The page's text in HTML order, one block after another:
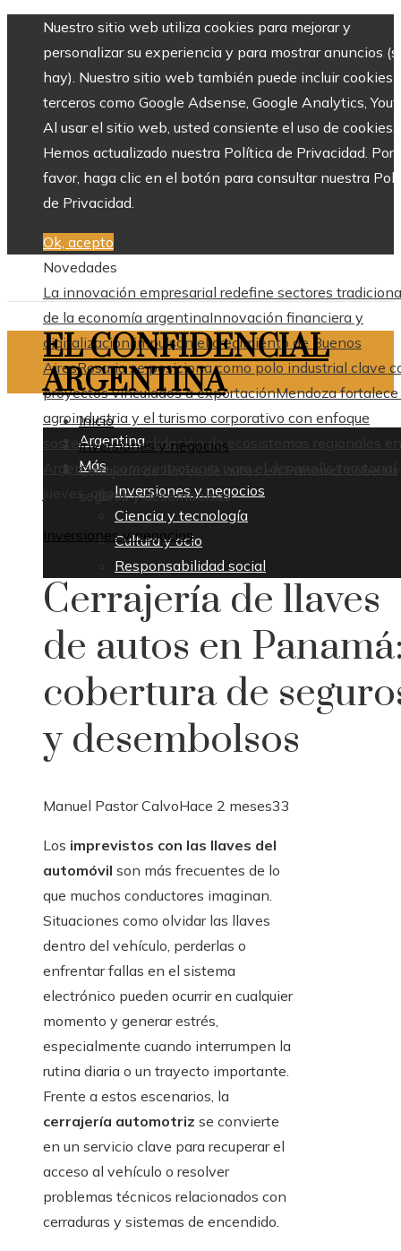
Nuestro sitio web utiliza cookies para mejorar y
personalizar su experiencia y para mostrar anuncios
hay). Nuestro sitio web también puede incluir cookies
terceros como Google Adsense, Google Analytics,
Al usar el sitio web, usted consiente el uso de cookies.
Hemos actualizado nuestra Política de Privacidad. Por
favor, haga clic en el botón para consultar nuestra
de Privacidad.
Ok, acepto
Novedades
La innovación empresarial redefine sectores
de la economía argentinaInnovación financiera y
digitalización impulsan el crecimiento de Buenos
AiresRosario se posiciona como polo industrial clave
proyectos vinculados a exportaciónMendoza fortalece
agroindustria y el turismo corporativo con enfoque
sostenibleConsolidación de ecosistemas regionales en
Argentina como estrategia para el desarrollo territorial
jueves, agosto 6
EL CONFIDENCIAL
ARGENTINA
Argentina
Más
Inversiones y negocios
Ciencia y tecnología
Cultura y ocio
Responsabilidad social
Inicio
Inversiones y negocios
Cerrajería de llaves de autos en Panamá:
seguros y desembolsos
Inversiones y negocios
Cerrajería de llaves
de autos en
cobertura de
y desembolsos
Manuel Pastor CalvoHace 2 meses33
Los imprevistos con las llaves del
automóvil son más frecuentes de lo
que muchos conductores imaginan.
Situaciones como olvidar las llaves
dentro del vehículo, perderlas o
enfrentar fallas en el sistema
electrónico pueden ocurrir en cualquier
momento y generar estrés,
especialmente cuando interrumpen la
rutina diaria o un trayecto importante.
Frente a estos escenarios, la
cerrajería automotriz se convierte
en un servicio clave para recuperar el
acceso al vehículo o resolver
problemas técnicos relacionados con
cerraduras y sistemas de encendido.